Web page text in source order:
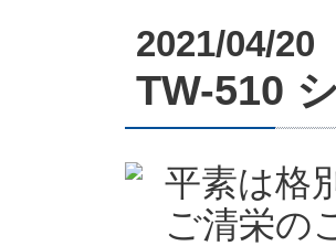
2021/04/20
TW-510
平素は格
ご清栄の